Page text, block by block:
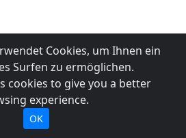
Cookies, um Ihnen ein
Surfen zu ermöglichen.
cookies to give you a better
experience.
OK